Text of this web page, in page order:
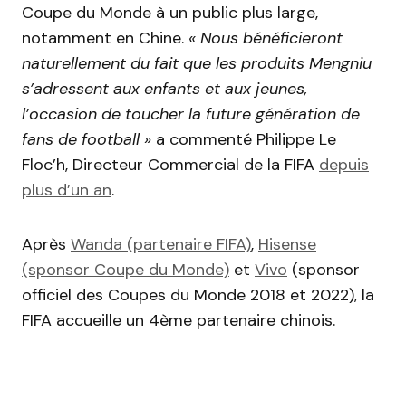
Coupe du Monde à un public plus large,
notamment en Chine. « Nous bénéficieront
naturellement du fait que les produits Mengniu
s’adressent aux enfants et aux jeunes,
l’occasion de toucher la future génération de
fans de football » a commenté Philippe Le
Floc’h, Directeur Commercial de la FIFA depuis
plus d’un an.
Après Wanda (partenaire FIFA), Hisense
(sponsor Coupe du Monde) et Vivo (sponsor
officiel des Coupes du Monde 2018 et 2022), la
FIFA accueille un 4ème partenaire chinois.